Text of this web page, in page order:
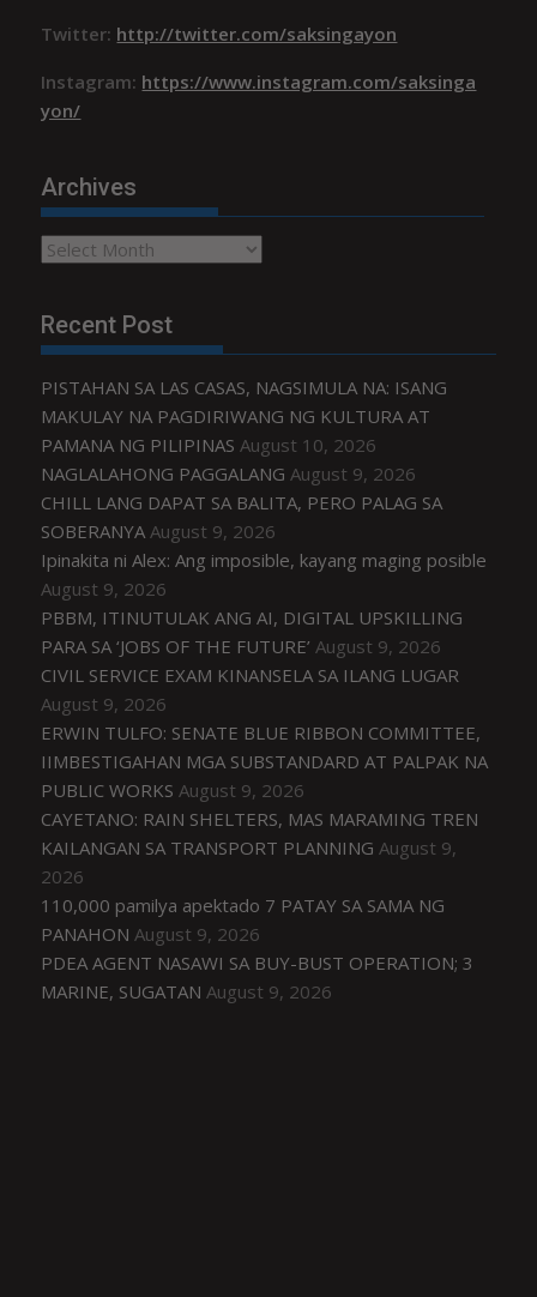
Twitter: http://twitter.com/saksingayon
Instagram: https://www.instagram.com/saksinga
yon/
Archives
Archives
Recent Post
PISTAHAN SA LAS CASAS, NAGSIMULA NA: ISANG
MAKULAY NA PAGDIRIWANG NG KULTURA AT
PAMANA NG PILIPINAS August 10, 2026
NAGLALAHONG PAGGALANG August 9, 2026
CHILL LANG DAPAT SA BALITA, PERO PALAG SA
SOBERANYA August 9, 2026
Ipinakita ni Alex: Ang imposible, kayang maging posible
August 9, 2026
PBBM, ITINUTULAK ANG AI, DIGITAL UPSKILLING
PARA SA ‘JOBS OF THE FUTURE’ August 9, 2026
CIVIL SERVICE EXAM KINANSELA SA ILANG LUGAR
August 9, 2026
ERWIN TULFO: SENATE BLUE RIBBON COMMITTEE,
IIMBESTIGAHAN MGA SUBSTANDARD AT PALPAK NA
PUBLIC WORKS August 9, 2026
CAYETANO: RAIN SHELTERS, MAS MARAMING TREN
KAILANGAN SA TRANSPORT PLANNING August 9,
2026
110,000 pamilya apektado 7 PATAY SA SAMA NG
PANAHON August 9, 2026
PDEA AGENT NASAWI SA BUY-BUST OPERATION; 3
MARINE, SUGATAN August 9, 2026